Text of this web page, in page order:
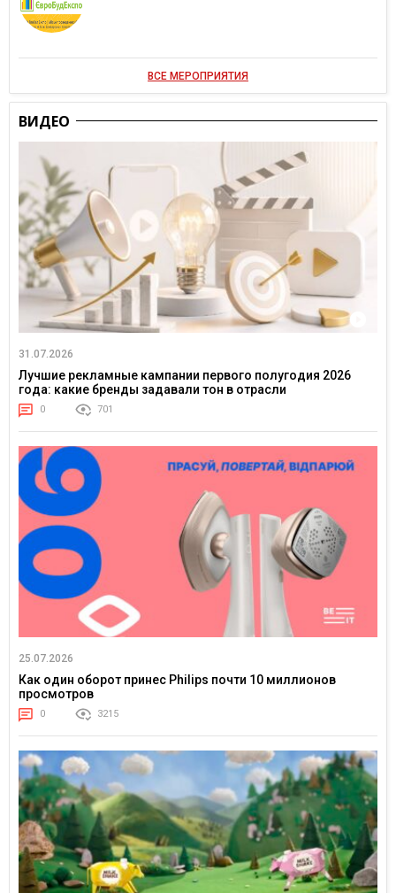
ВСЕ МЕРОПРИЯТИЯ
ВИДЕО
31.07.2026
Лучшие рекламные кампании первого полугодия 2026
года: какие бренды задавали тон в отрасли
0 701
25.07.2026
Как один оборот принес Philips почти 10 миллионов
просмотров
0 3215